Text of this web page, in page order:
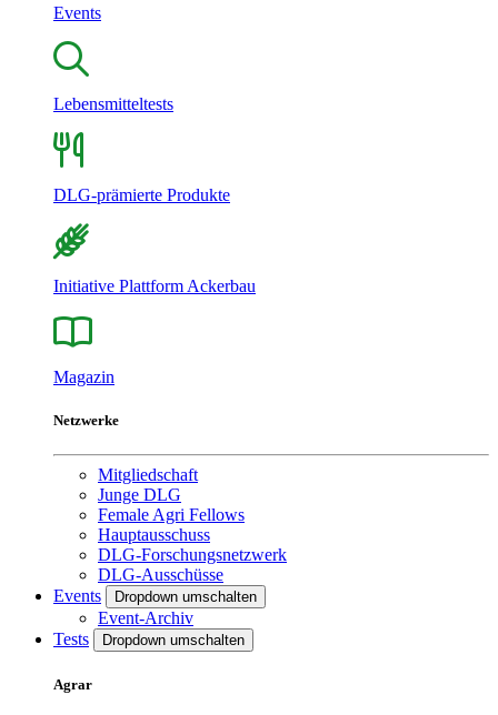
Events
Lebensmitteltests
DLG-prämierte Produkte
Initiative Plattform Ackerbau
Magazin
Netzwerke
Mitgliedschaft
Junge DLG
Female Agri Fellows
Hauptausschuss
DLG-Forschungsnetzwerk
DLG-Ausschüsse
Events
Dropdown umschalten
Event-Archiv
Tests
Dropdown umschalten
Agrar